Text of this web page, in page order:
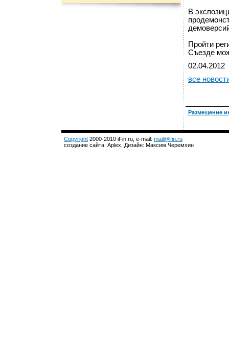
В
Пройти
Съезде
02.04.2012
все
Размещение
Copyright 2000-2010 iFin.ru, e-mail: mail@ifin.ru
создание сайта: Aplex, Дизайн: Максим Черемхин